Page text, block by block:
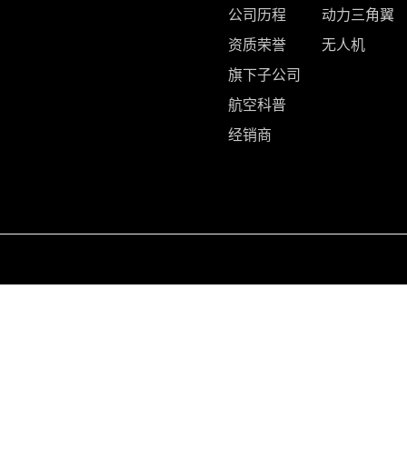
公司历程
资质荣誉
旗下子公司
航空科普
经销商
动力三角翼
无人机